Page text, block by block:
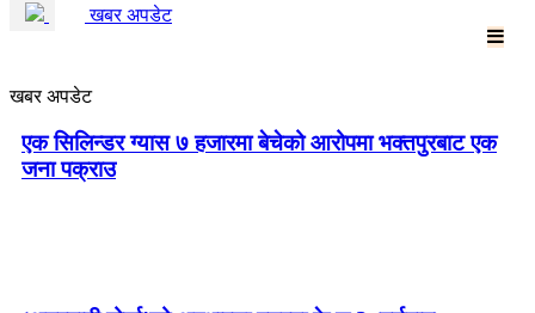
खबर अपडेट
खबर अपडेट
एक सिलिन्डर ग्यास ७ हजारमा बेचेको आरोपमा भक्तपुरबाट एक
जना पक्राउ